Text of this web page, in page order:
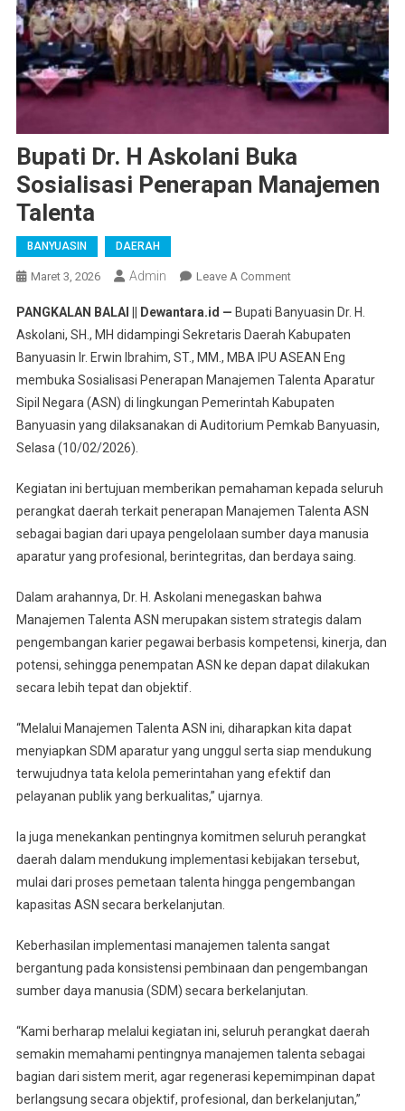
Bupati Dr. H Askolani Buka
Sosialisasi Penerapan Manajemen
Talenta
BANYUASIN DAERAH
Maret 3, 2026 Admin Leave A CommentOn
Dr.
H
Askolani
Buka
Sosialisasi
Penerapan
PANGKALAN BALAI || Dewantara.id — Bupati Banyuasin Dr. H.
Askolani, SH., MH didampingi Sekretaris Daerah Kabupaten
Banyuasin Ir. Erwin Ibrahim, ST., MM., MBA IPU ASEAN Eng
membuka Sosialisasi Penerapan Manajemen Talenta Aparatur
Sipil Negara (ASN) di lingkungan Pemerintah Kabupaten
Banyuasin yang dilaksanakan di Auditorium Pemkab Banyuasin,
Selasa (10/02/2026).
Kegiatan ini bertujuan memberikan pemahaman kepada seluruh
perangkat daerah terkait penerapan Manajemen Talenta ASN
sebagai bagian dari upaya pengelolaan sumber daya manusia
aparatur yang profesional, berintegritas, dan berdaya saing.
Dalam arahannya, Dr. H. Askolani menegaskan bahwa
Manajemen Talenta ASN merupakan sistem strategis dalam
pengembangan karier pegawai berbasis kompetensi, kinerja, dan
potensi, sehingga penempatan ASN ke depan dapat dilakukan
secara lebih tepat dan objektif.
“Melalui Manajemen Talenta ASN ini, diharapkan kita dapat
menyiapkan SDM aparatur yang unggul serta siap mendukung
terwujudnya tata kelola pemerintahan yang efektif dan
pelayanan publik yang berkualitas,” ujarnya.
Ia juga menekankan pentingnya komitmen seluruh perangkat
daerah dalam mendukung implementasi kebijakan tersebut,
mulai dari proses pemetaan talenta hingga pengembangan
kapasitas ASN secara berkelanjutan.
Keberhasilan implementasi manajemen talenta sangat
bergantung pada konsistensi pembinaan dan pengembangan
sumber daya manusia (SDM) secara berkelanjutan.
“Kami berharap melalui kegiatan ini, seluruh perangkat daerah
semakin memahami pentingnya manajemen talenta sebagai
bagian dari sistem merit, agar regenerasi kepemimpinan dapat
berlangsung secara objektif, profesional, dan berkelanjutan,”